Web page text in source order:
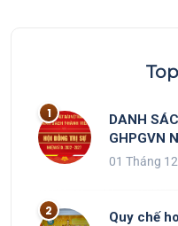
DANH
GHPGVN
01 Tháng
Quy chế